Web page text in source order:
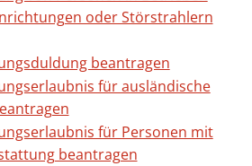
oder Störstrahlern
beantragen
für ausländische
für Personen mit
beantragen